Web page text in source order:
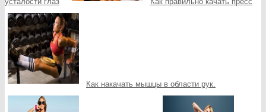
Как накачать мышцы в области рук.